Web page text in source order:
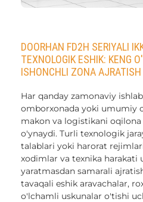
DOORHAN FD2H SERIYALI
TEXNOLOGIK ESHIK: KENG
ISHONCHLI ZONA AJRATISH
Har qanday zamonaviy
omborxonada yoki umumiy
makon va logistikani
o'ynaydi. Turli texnologik
talablari yoki harorat
xodimlar va texnika harakati
yaratmasdan samarali
tavaqali eshik aravachalar,
o'lchamli uskunalar o'tishi